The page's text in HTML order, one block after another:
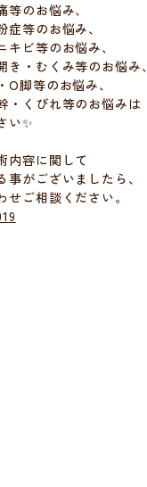
のお悩み、
等のお悩み、
ビ等のお悩み、
き・むくみ等のお悩み、
脚等のお悩み、
・くびれ等のお悩みは
い✨
内容に関して
事がございましたら、
せご相談ください。